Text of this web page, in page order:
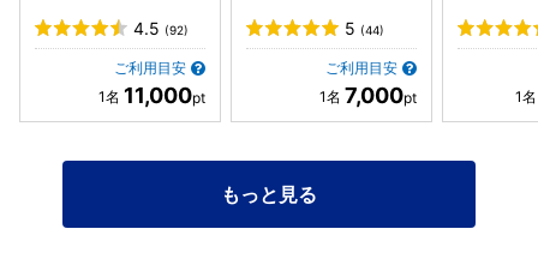
4.5 (92)
ご利用目安
11,000
5 (44)
ご利用目安
7,000
もっと見る